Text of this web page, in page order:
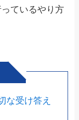
ているやり方
な受け答え